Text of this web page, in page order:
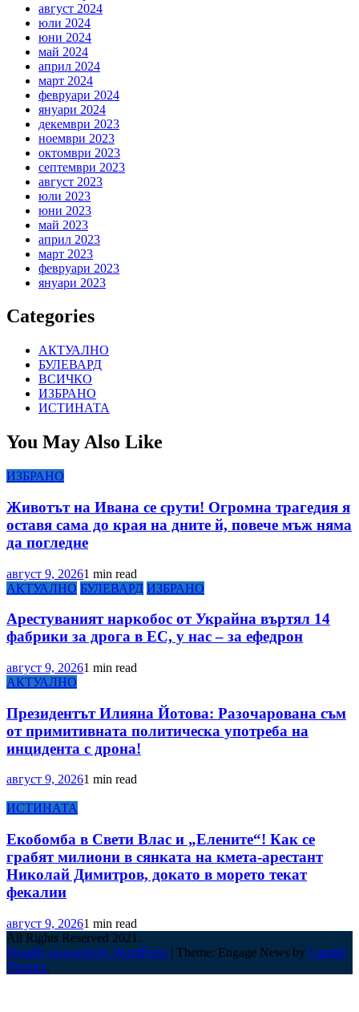
август 2024
юли 2024
юни 2024
май 2024
април 2024
март 2024
февруари 2024
януари 2024
декември 2023
ноември 2023
октомври 2023
септември 2023
август 2023
юли 2023
юни 2023
май 2023
април 2023
март 2023
февруари 2023
януари 2023
Categories
АКТУАЛНО
БУЛЕВАРД
ВСИЧКО
ИЗБРАНО
ИСТИНАТА
You May Also Like
ИЗБРАНО
Животът на Ивана се срути! Огромна трагедия я
оставя сама до края на дните й, повече мъж няма
да погледне
август 9, 20261 min read
АКТУАЛНО БУЛЕВАРД ИЗБРАНО
Арестуваният наркобос от Украйна въртял 14
фабрики за дрога в ЕС, у нас – за ефедрон
август 9, 20261 min read
АКТУАЛНО
Президентът Илияна Йотова: Разочарована съм
от примитивната политическа употреба на
инцидента с дрона!
август 9, 20261 min read
ИСТИНАТА
Екобомба в Свети Влас и „Елените“! Как се
грабят милиони в сянката на кмета-арестант
Николай Димитров, докато в морето текат
фекалии
август 9, 20261 min read
All Rights Reserved 2021.
Proudly powered by WordPress | Theme: Engage News by Candid
Themes.